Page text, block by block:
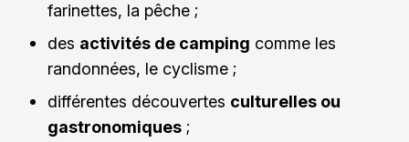
farinettes, la pêche ;
des activités de camping comme les
randonnées, le cyclisme ;
différentes découvertes culturelles ou
gastronomiques ;